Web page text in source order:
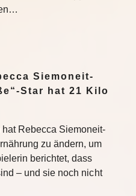
Siemoneit-
Star hat 21 Kilo
Rebecca Siemoneit-
zu ändern, um
berichtet, dass
– und sie noch nicht